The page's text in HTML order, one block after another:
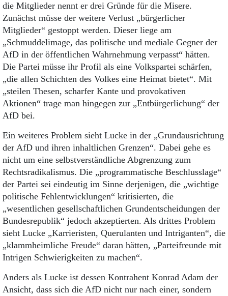
die Mitglieder nennt er drei Gründe für die Misere.
Zunächst müsse der weitere Verlust „bürgerlicher
Mitglieder“ gestoppt werden. Dieser liege am
„Schmuddelimage, das politische und mediale Gegner der
AfD in der öffentlichen Wahrnehmung verpasst“ hätten.
Die Partei müsse ihr Profil als eine Volkspartei schärfen,
„die allen Schichten des Volkes eine Heimat bietet“. Mit
„steilen Thesen, scharfer Kante und provokativen
Aktionen“ trage man hingegen zur „Entbürgerlichung“ der
AfD bei.
Ein weiteres Problem sieht Lucke in der „Grundausrichtung
der AfD und ihren inhaltlichen Grenzen“. Dabei gehe es
nicht um eine selbstverständliche Abgrenzung zum
Rechtsradikalismus. Die „programmatische Beschlusslage“
der Partei sei eindeutig im Sinne derjenigen, die „wichtige
politische Fehlentwicklungen“ kritisierten, die
„wesentlichen gesellschaftlichen Grundentscheidungen der
Bundesrepublik“ jedoch akzeptierten. Als drittes Problem
sieht Lucke „Karrieristen, Querulanten und Intriganten“, die
„klammheimliche Freude“ daran hätten, „Parteifreunde mit
Intrigen Schwierigkeiten zu machen“.
Anders als Lucke ist dessen Kontrahent Konrad Adam der
Ansicht, dass sich die AfD nicht nur nach einer, sondern